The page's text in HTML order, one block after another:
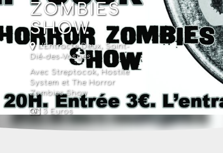
ZOMBIES
SHOW
L'Entracte Deux, Saint-
Dié-des-Vosges
Avec Streptocok, Hostile
System et The Horror
Zombies Show
3 Euros